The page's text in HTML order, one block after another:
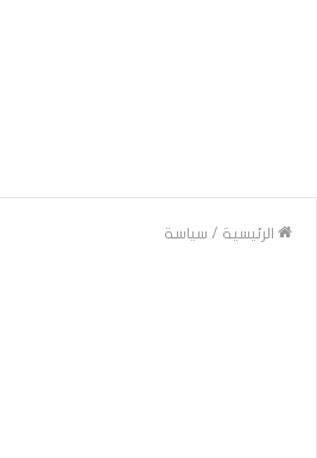
الرئيسية / سياسة